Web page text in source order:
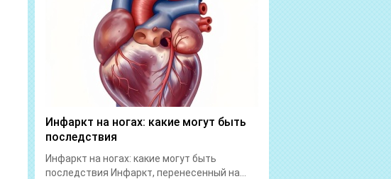
Инфаркт на ногах: какие могут быть
последствия
Инфаркт на ногах: какие могут быть
последствия Инфаркт, перенесенный на...